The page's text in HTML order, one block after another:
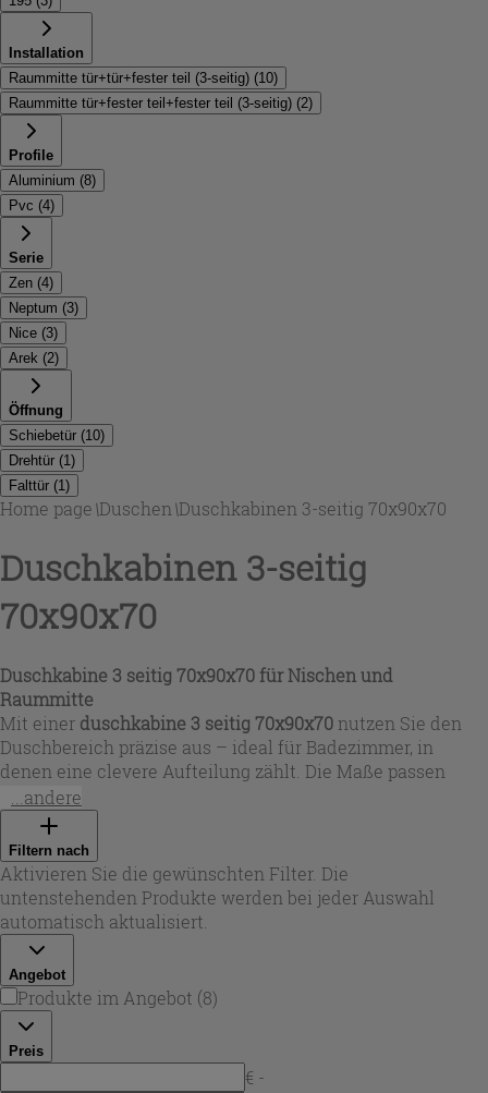
Installation
Raummitte tür+tür+fester teil (3-seitig) (10)
Raummitte tür+fester teil+fester teil (3-seitig) (2)
Profile
Aluminium (8)
Pvc (4)
Serie
Zen (4)
Neptum (3)
Nice (3)
Arek (2)
Öffnung
Schiebetür (10)
Drehtür (1)
Falttür (1)
Home page\Duschen \Duschkabinen 3-seitig 70x90x70
Duschkabinen 3-seitig
70x90x70
Duschkabine 3 seitig 70x90x70 für Nischen und
Raummitte
Mit einer duschkabine 3 seitig 70x90x70nutzen Sie den
Duschbereich präzise aus – ideal für Badezimmer, in
denen eine clevere Aufteilung zählt. Die Maße passen
perfekt für rechteckige Duschplätze und ermöglichen je
nach Modell eine Montage an drei Wänden oder als
Lösung in der Raummitte. In dieser Auswahl finden Sie
Varianten mit Schiebe-, Falt- oder Drehtür, sodass sich die
Duschkabinen 3-seitig 70x90x70sowohl für kompakte
Grundrisse als auch für komfortable Einstiege eignen.
...andere
Filtern nach
Aktivieren Sie die gewünschten Filter. Die
untenstehenden Produkte werden bei jeder Auswahl
automatisch aktualisiert.
Angebot
Produkte im Angebot (8)
Preis
€ -